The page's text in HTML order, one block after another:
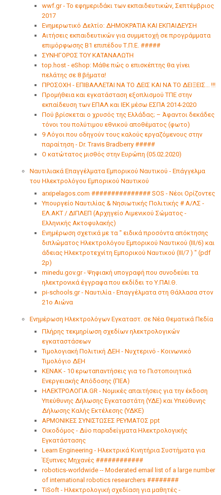
wwf.gr - Το εφημεριδάκι των εκπαιδευτικών, Σεπτέμβριος
2017
Ενημερωτικό Δελτίο: ΔΗΜΟΚΡΑΤΙΑ ΚΑΙ ΕΚΠΑΙΔΕΥΣΗ
Αιτήσεις εκπαιδευτικών για συμμετοχή σε προγράμματα
επιμόρφωσης Β1 επιπέδου Τ.Π.Ε. #####
ΣΥΝΗΓΟΡΟΣ ΤΟΥ ΚΑΤΑΝΑΛΩΤΗ
top.host - eShop: Μάθε πώς ο επισκέπτης θα γίνει
πελάτης σε 8 βήματα!
ΠΡΟΣΟΧΗ - ΕΠΙΒΑΛΛΕΤΑΙ ΝΑ ΤΟ ΔΕΙΣ ΚΑΙ ΝΑ ΤΟ ΔΕΙΞΕΙΣ... !!!
Προμήθεια και εγκατάσταση εξοπλισμού ΤΠΕ στην
εκπαίδευση των ΕΠΑΛ και ΙΕΚ μέσω ΕΣΠΑ 2014-2020
Πού βρίσκεται ο χρυσός της Ελλάδας; – Άφαντοι δεκάδες
τόνοι του πολύτιμου εθνικού αποθέματος (φωτο)
9 Λόγοι που οδηγούν τους καλούς εργαζόμενους στην
παραίτηση - Dr. Travis Bradberry #####
Ο κατώτατος μισθός στην Ευρώπη (05.02.2020)
Ναυτιλιακά Επαγγέλματα Εμπορικού Ναυτικού - Επάγγελμα
του Ηλεκτρολόγου Εμπορικού Ναυτικού
arxipelagos.com ############### SOS - Νέοι Ορίζοντες
Υπουργείο Ναυτιλίας & Νησιωτικής Πολιτικής # A/ΛΣ -
ΕΛ.ΑΚΤ / ΔΙΠΛΕΠ (Αρχηγείο Λιμενικού Σώματος -
Ελληνικής Ακτοφυλακής)
Ενημέρωση σχετικά με τα " ειδικά προσόντα απόκτησης
διπλώματος Ηλεκτρολόγου Εμπορικού Ναυτικού (ΙΙΙ/6) και
άδειας Ηλεκτροτεχνίτη Εμπορικού Ναυτικού (ΙΙΙ/7 ) " (pdf
2p)
minedu.gov.gr - Ψηφιακή υπογραφή που συνοδεύει τα
ηλεκτρονικά έγγραφα που εκδίδει το Υ.ΠΑΙ.Θ.
pi-schools.gr - Ναυτιλία - Επαγγέλματα στη Θάλλασα στον
21ο Αιώνα
Ενημέρωση Ηλεκτρολόγων Εγκαταστ. σε Νέα Θεματικά Πεδία
Πλήρης τεκμηρίωση σχεδίων ηλεκτρολογικών
εγκαταστάσεων
Τιμολογιακή Πολιτική ΔΕΗ - Νυχτερινό - Κοινωνικό
Τιμολόγιο ΔΕΗ
ΚΕΝΑΚ - 10 ερωταπαντήσεις για το Πιστοποιητικά
Ενεργειακής Απόδοσης (ΠΕΑ)
ΗΛΕΚΤΡΟΛΟΓΙΑ.GR - Νομικές απαιτήσεις για την έκδοση
Υπεύθυνης Δήλωσης Εγκαταστάτη (ΥΔΕ) και Υπεύθυνης
Δήλωσης Καλής Εκτέλεσης (ΥΔΚΕ)
ΑΡΜΟΝΙΚΕΣ ΣΥΝΙΣΤΩΣΕΣ ΡΕΥΜΑΤΟΣ ppt
Οικοδόμος - Δύο παραδείγματα Hλεκτρολογικής
Eγκατάστασης
Learn Engineering - Ηλεκτρικά Κινητήρια Συστήματα για
Έξυπνες Μηχανές ############
robotics-worldwide -- Moderated email list of a large number
of international robotics researchers ########
TiSoft - Ηλεκτρολογική σχεδίαση για μαθητές -